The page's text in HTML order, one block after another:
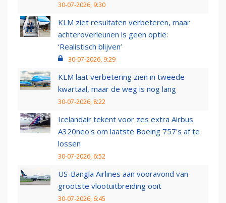
30-07-2026, 9:30
KLM ziet resultaten verbeteren, maar
achteroverleunen is geen optie:
‘Realistisch blijven’
30-07-2026, 9:29
KLM laat verbetering zien in tweede
kwartaal, maar de weg is nog lang
30-07-2026, 8:22
Icelandair tekent voor zes extra Airbus
A320neo's om laatste Boeing 757's af te
lossen
30-07-2026, 6:52
US-Bangla Airlines aan vooravond van
grootste vlootuitbreiding ooit
30-07-2026, 6:45